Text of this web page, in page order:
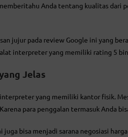
Anda tentang kualitas dari
jujur pada review Google ini yang
interpreter yang memiliki rating 5
Jelas
yang memiliki kantor fisik.
para penggalan termasuk Anda
bisa menjadi sarana negosiasi